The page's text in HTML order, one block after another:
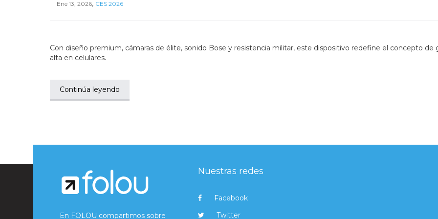
Ene 13, 2026, CES 2026
Con diseño premium, cámaras de élite, sonido Bose y resistencia militar, este dispositivo redefine el concepto de
alta en celulares.
Continúa leyendo
En FOLOU compartimos sobre
Nuestras redes
Facebook
Twitter